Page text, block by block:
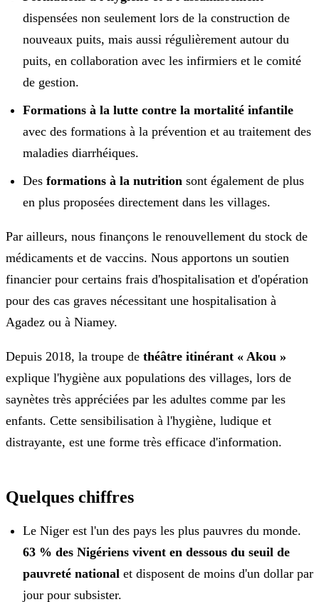
dispensées non seulement lors de la construction de
nouveaux puits, mais aussi régulièrement autour du
puits, en collaboration avec les infirmiers et le comité
de gestion.
Formations à la lutte contre la mortalité infantile
avec des formations à la prévention et au traitement des
maladies diarrhéiques.
Des formations à la nutrition sont également de plus
en plus proposées directement dans les villages.
Par ailleurs, nous finançons le renouvellement du stock de
médicaments et de vaccins. Nous apportons un soutien
financier pour certains frais d'hospitalisation et d'opération
pour des cas graves nécessitant une hospitalisation à
Agadez ou à Niamey.
Depuis 2018, la troupe de théâtre itinérant « Akou »
explique l'hygiène aux populations des villages, lors de
saynètes très appréciées par les adultes comme par les
enfants. Cette sensibilisation à l'hygiène, ludique et
distrayante, est une forme très efficace d'information.
Quelques chiffres
Le Niger est l'un des pays les plus pauvres du monde.
63 % des Nigériens vivent en dessous du seuil de
pauvreté national et disposent de moins d'un dollar par
jour pour subsister.